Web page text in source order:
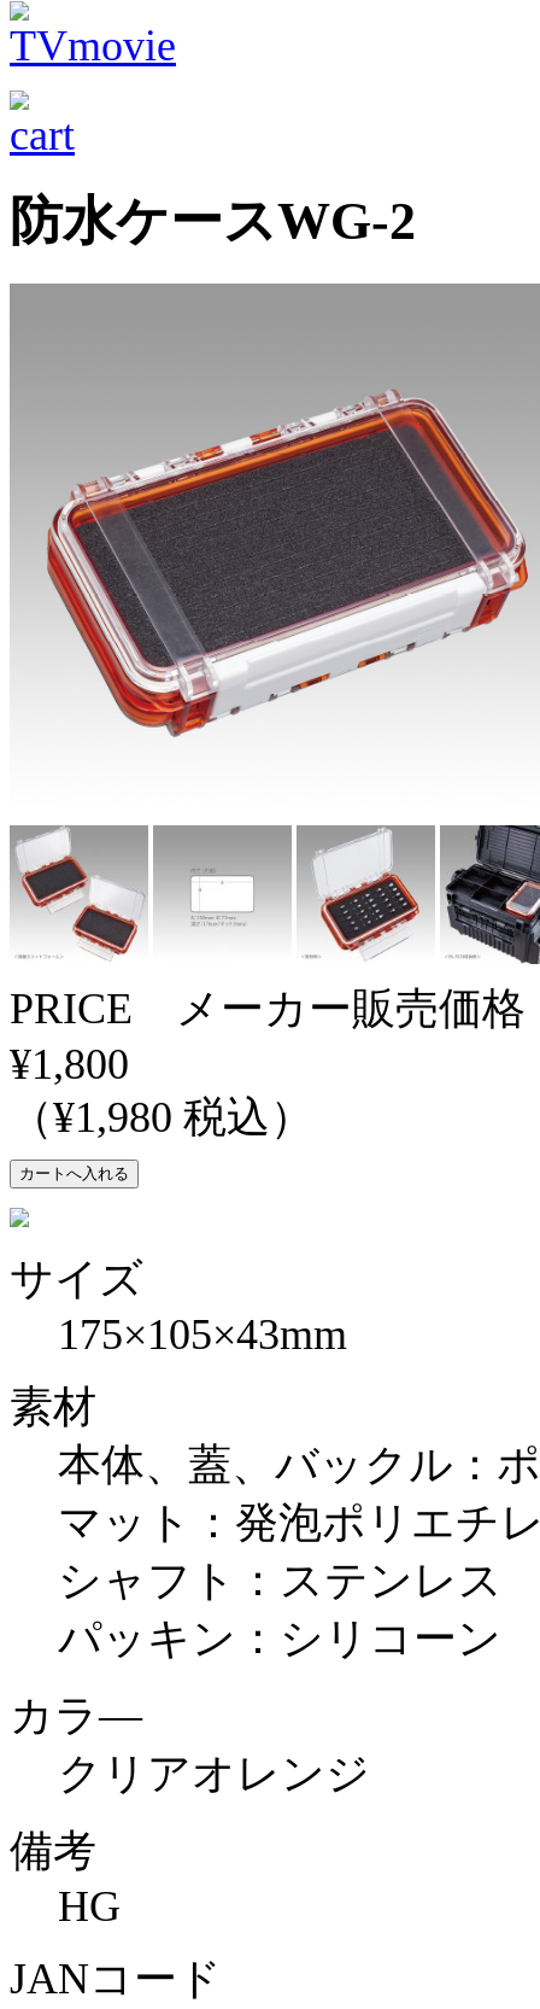
防水ケースWG-2
PRICE メーカー販売価格
¥1,800
（¥1,980 税込）
サイズ
175×105×43mm
素材
本体、蓋、バックル：
マット：発泡ポリエチ
シャフト：ステンレス
パッキン：シリコーン
カラ―
クリアオレンジ
備考
HG
JANコード